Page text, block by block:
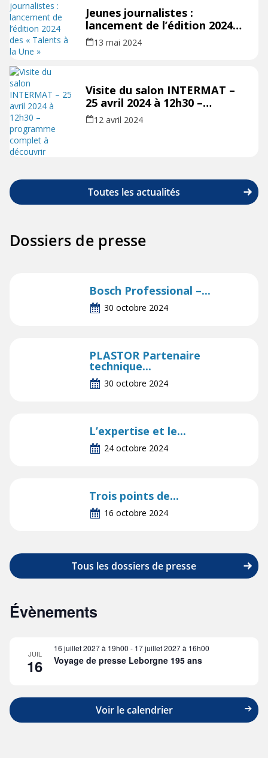
Jeunes journalistes :
lancement de l’édition 2024
des « Talents à la Une »
13 mai 2024
Visite du salon INTERMAT –
25 avril 2024 à 12h30 –
programme complet à
découvrir
12 avril 2024
Toutes les actualités
Dossiers de presse
Bosch Professional –...
30 octobre 2024
PLASTOR Partenaire
technique...
30 octobre 2024
L’expertise et le...
24 octobre 2024
Trois points de...
16 octobre 2024
Tous les dossiers de presse
Évènements
JUIL
16
16 juillet 2027 à 19h00 - 17 juillet 2027 à 16h00
Voyage de presse Leborgne 195 ans
Voir le calendrier